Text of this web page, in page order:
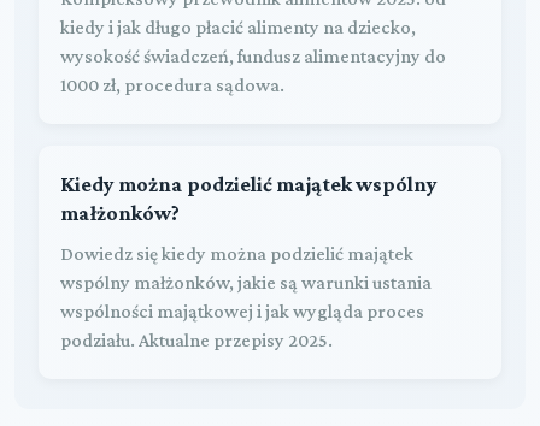
kiedy i jak długo płacić alimenty na dziecko,
wysokość świadczeń, fundusz alimentacyjny do
1000 zł, procedura sądowa.
Kiedy można podzielić majątek wspólny
małżonków?
Dowiedz się kiedy można podzielić majątek
wspólny małżonków, jakie są warunki ustania
wspólności majątkowej i jak wygląda proces
podziału. Aktualne przepisy 2025.